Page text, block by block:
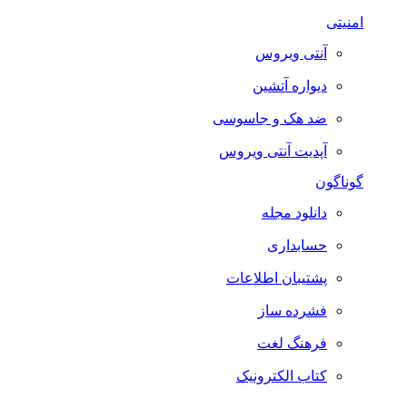
امنیتی
آنتی ویروس
دیواره آتشین
ضد هک و جاسوسی
آپدیت آنتی ویروس
گوناگون
دانلود مجله
حسابداری
پشتیبان اطلاعات
فشرده ساز
فرهنگ لغت
کتاب الکترونیک